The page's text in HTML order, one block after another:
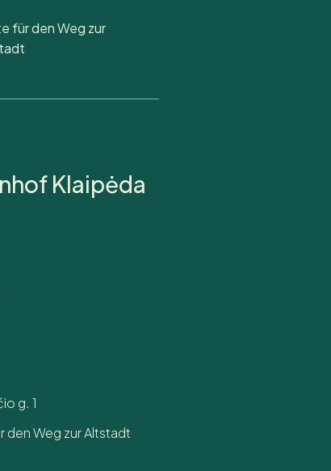
für den Weg zur
Klaipėda
g. 1
den Weg zur Altstadt